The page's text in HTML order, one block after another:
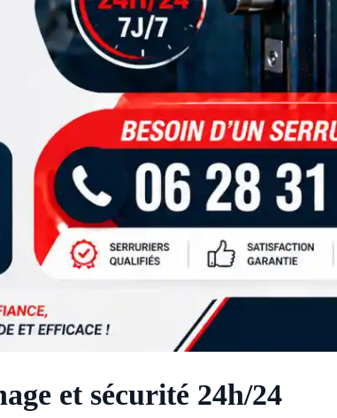
et sécurité 24h/24